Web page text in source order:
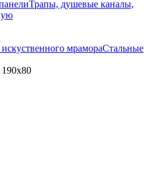
Трапы, душевые каналы,
мрамораСтальные